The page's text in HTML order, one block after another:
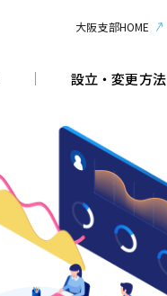
大阪支部HOME
設立・変更方法